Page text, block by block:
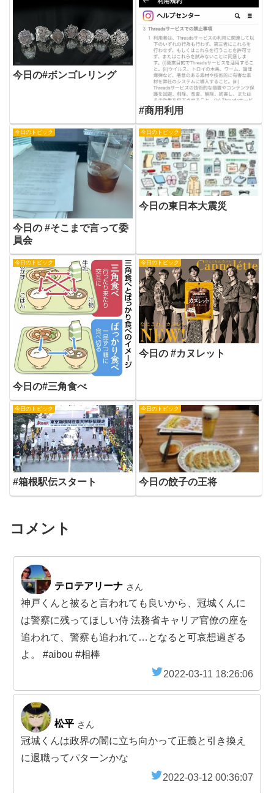
今日の#ボンゴレリング
#商用利用
今日のトピック
今日の #そこまで言って委
員会
今日のトピック
今日の東日本大震災
今日のトピック
今日の#三角食べ
今日のトピック
今日の #カヌレット
今日のトピック
#箱根駅伝スタート
今日のトピック
今日の餃子の王将
コメント
テロテアリーナ さん
神戸くんと被ると言われても良いから、冠城くんに
は警察に残ってほしい侍 法務省キャリア官僚の座を
追われて、警察も追われて…となると可哀想過ぎる
よ。 #aibou #相棒
2022-03-11 18:26:06
松平 さん
冠城くんは政界の闇に立ち向かって正義と引き換え
に退職ってパターンかな
2022-03-12 00:36:07